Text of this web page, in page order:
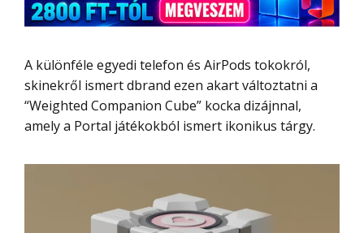
A különféle egyedi telefon és AirPods tokokról,
skinekről ismert dbrand ezen akart változtatni a
“Weighted Companion Cube” kocka dizájnnal,
amely a Portal játékokból ismert ikonikus tárgy.